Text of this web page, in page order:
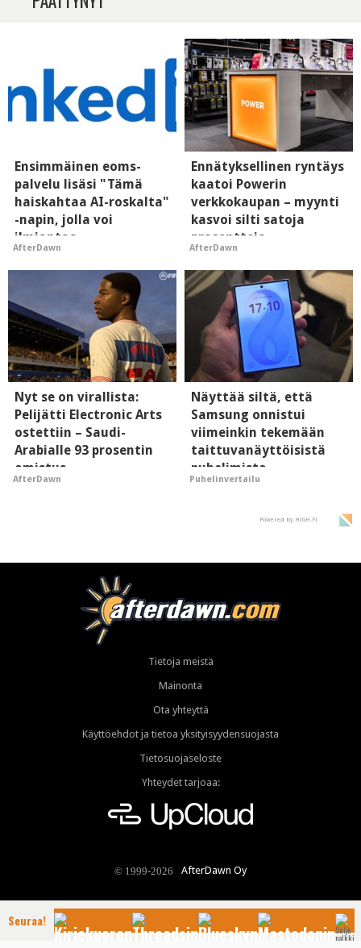
Ensimmäinen eoms-
palvelu lisäsi "Tämä
haiskahtaa AI-roskalta"
-napin, jolla voi
ilmiantaa
tekoälytauhkan
AfterDawn
Ennätyksellinen ryntäys
kaatoi Powerin
verkkokaupan – myynti
kasvoi silti satoja
prosentteja
AfterDawn
Nyt se on virallista:
Pelijätti Electronic Arts
ostettiin – Saudi-
Arabialle 93 prosentin
omistus
AfterDawn
Näyttää siltä, että
Samsung onnistui
viimeinkin tekemään
taittuvanäyttöisistä
puhelimista
supersuosittuja
Puhelinvertailu
Powered by HIGH.FI
Tietoja meistä
Mainonta
Ota yhteyttä
Käyttöehdot ja tietoa yksityisyydensuojasta
Tietosuojaseloste
Yhteydet tarjoaa:
© 1999-2026 AfterDawn Oy
Seuraa!